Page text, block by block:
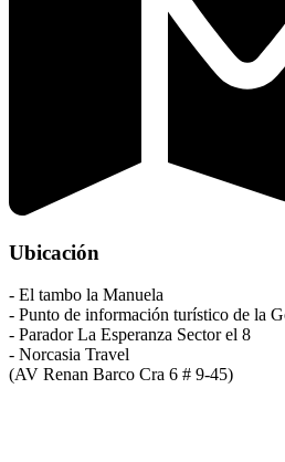
Ubicación
- El tambo la Manuela
- Punto de información turístico de la
- Parador La Esperanza Sector el 8
- Norcasia Travel
(AV Renan Barco Cra 6 # 9-45)